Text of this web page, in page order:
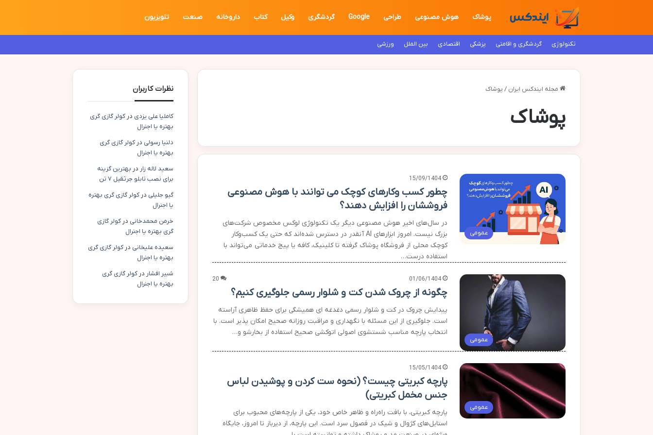
پوشاک هوش مصنوعی طراحی Google گردشگری وکیل کتاب داروخانه صنعت تلویزیون
تکنولوژی گردشگری و اقامتی پزشکی اقتصادی بین الملل ورزشی
مجله ایندکس ایران / پوشاک
پوشاک
عمومی
15/09/1404
چطور کسب وکارهای کوچک می توانند با هوش مصنوعی
فروششان را افزایش دهند؟
در سال‌های اخیر هوش مصنوعی دیگر یک تکنولوژی لوکس مخصوص شرکت‌های
بزرگ نیست. امروز ابزارهای AI آنقدر در دسترس شده‌اند که حتی یک کسب‌وکار
کوچک محلی از فروشگاه پوشاک گرفته تا کلینیک، کافه یا پیج خدماتی می‌تواند با
استفاده درست…
عمومی
01/06/1404
20
چگونه از چروک شدن کت و شلوار رسمی جلوگیری کنیم؟
پیدایش چروک در کت و شلوار رسمی دغدغه ای همیشگی برای حفظ ظاهری آراسته
است. جلوگیری از این مسئله با نگهداری و مراقبت روزانه صحیح امکان پذیر است. با
انتخاب پارچه مناسب شستشوی اصولی اتوکشی صحیح استفاده از بخارشو و…
عمومی
15/05/1404
پارچه کبریتی چیست؟ (نحوه ست کردن و پوشیدن لباس
جنس مخمل کبریتی)
پارچه کبریتی، با بافت راه‌راه و ظاهر خاص خود، یکی از پارچه‌های محبوب برای
استایل‌های کژوال و شیک در فصول سرد است. این پارچه، از دیرباز تا امروز، جایگاه
نظرات کاربران
کاملیا علی یزدی در کولر گازی گری
بهتره یا اجنرال
دلنیا رسولی در کولر گازی گری
بهتره یا اجنرال
سعید لاله زار در بهترین گزینه
برای نصب تابلو جرثقیل ۷ تن
گیو جلیلی در کولر گازی گری بهتره
یا اجنرال
خرمن محمدخانی در کولر گازی
گری بهتره یا اجنرال
سعیده علیخانی در کولر گازی گری
بهتره یا اجنرال
شبیر افشار در کولر گازی گری
بهتره یا اجنرال